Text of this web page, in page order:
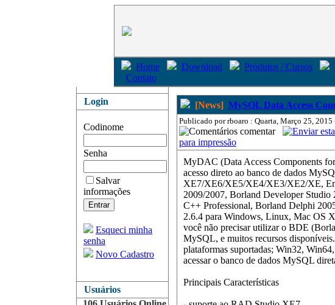
Home Download Produtos / Cursos
Contato
Login
Codinome
Senha
Salvar
informações
Esqueci minha
senha
Novo Cadastro
Usuários
[News] MySQL Data Access
Publicado por rboaro : Quarta, Março 25,
comentar
para impressão
MyDAC (Data Access Components
acesso direto ao banco de dados
XE7/XE6/XE5/XE4/XE3/XE2/XE,
2009/2007, Borland Developer
C++ Professional, Borland Delphi
2.6.4 para Windows, Linux, Mac OS
você não precisar utilizar o BDE
MySQL, e muitos recursos
plataformas suportadas; Win32,
acessar o banco de dados MySQL
Principais Características